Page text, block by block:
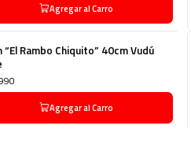
Agregar al Carro
“El Rambo Chiquito” 40cm Vudú
Agregar al Carro